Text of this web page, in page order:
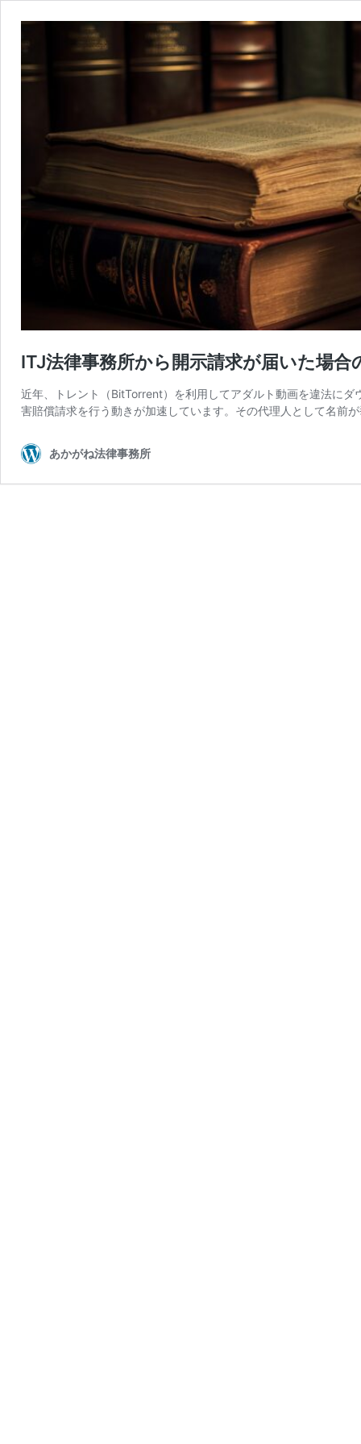
ITJ法律事務所から開示請求が届いた場合
近年、トレント（BitTorrent）を利用してアダルト動画を違法に
害賠償請求を行う動きが加速しています。その代理人として名前
あかがね法律事務所